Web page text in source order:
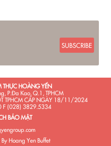
SUBSCRIBE
THỰC HOÀNG YẾN
P.Đa Kao, Q.1, TPHCM
TPHCM CẤP NGÀY 18/11/2024
F (028) 3829.5334
BẢO MẬT
Hoang Yen Buffet